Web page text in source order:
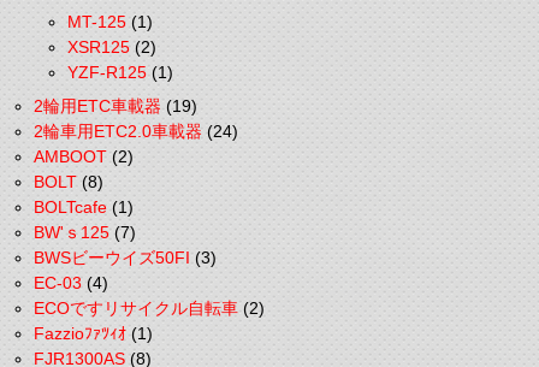
MT-125(1)
XSR125(2)
YZF-R125(1)
2輪用ETC車載器(19)
2輪車用ETC2.0車載器(24)
AMBOOT(2)
BOLT(8)
BOLTcafe(1)
BW'ｓ125(7)
BWSビーウイズ50FI(3)
EC-03(4)
ECOですリサイクル自転車(2)
Fazzioﾌｧﾂｨｵ(1)
FJR1300AS(8)